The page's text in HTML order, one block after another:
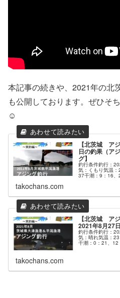
本記事の続きや、2021年の北
も公開しております。ぜひそ
☺
【北茨城 ア
日の釣果（ア
グ】
釣行条件釣行：
気：くもり気温
37干潮：9：16、
アジ 15匹 （キ
takochans.com
【北茨城 ア
2021年8月27
釣行条件釣行：
気：晴れ気温：
干潮：0：21、12
プ）カマス 1匹（
takochans.com